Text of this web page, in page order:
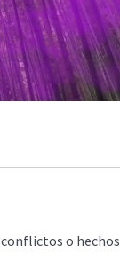
o hechos